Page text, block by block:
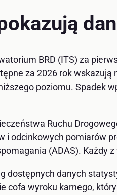
BRD (ITS) za
za 2026 rok
poziomu. Spadek
Ruchu
i odcinkowych pomiarów
(ADAS). Każdy
dostępnych danych
cofa wyroku karnego,